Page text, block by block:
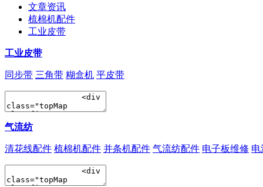
文章资讯
梳棉机配件
工业皮带
工业皮带
同步带 三角带 糊盒机 平皮带
气流纺
清花线配件 梳棉机配件 并条机配件 气流纺配件 电子板维修 电